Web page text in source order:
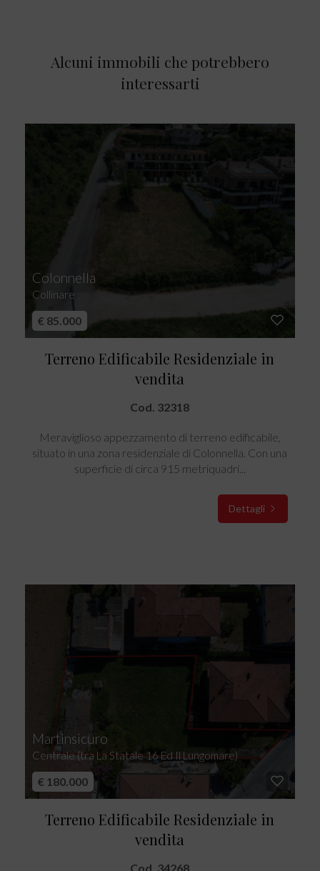
Alcuni immobili che potrebbero
interessarti
Colonnella
Collinare
€ 85.000
Terreno Edificabile Residenziale in
vendita
Cod. 32318
Meraviglioso appezzamento di terreno edificabile,
situato in una zona residenziale di Colonnella. Con una
superficie di circa 915 metriquadri...
Dettagli
Martinsicuro
Centrale (tra La Statale 16 Ed Il Lungomare)
€ 180.000
Terreno Edificabile Residenziale in
vendita
Cod. 34268